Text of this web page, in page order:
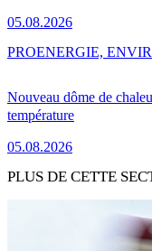
05.08.2026
Nouveau dôme de
température
05.08.2026
PROENERGIE,
PLUS DE CETTE